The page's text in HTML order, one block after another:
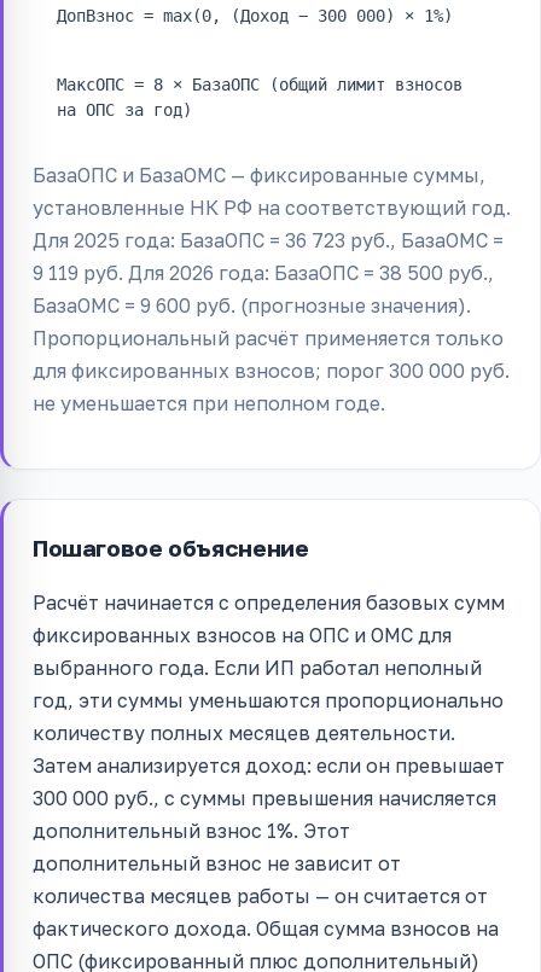
ДопВзнос = max(0, (Доход − 300 000) × 1%)
МаксОПС = 8 × БазаОПС (общий лимит взносов
на ОПС за год)
БазаОПС и БазаОМС — фиксированные суммы,
установленные НК РФ на соответствующий год.
Для 2025 года: БазаОПС = 36 723 руб., БазаОМС =
9 119 руб. Для 2026 года: БазаОПС = 38 500 руб.,
БазаОМС = 9 600 руб. (прогнозные значения).
Пропорциональный расчёт применяется только
для фиксированных взносов; порог 300 000 руб.
не уменьшается при неполном годе.
Пошаговое объяснение
Расчёт начинается с определения базовых сумм
фиксированных взносов на ОПС и ОМС для
выбранного года. Если ИП работал неполный
год, эти суммы уменьшаются пропорционально
количеству полных месяцев деятельности.
Затем анализируется доход: если он превышает
300 000 руб., с суммы превышения начисляется
дополнительный взнос 1%. Этот
дополнительный взнос не зависит от
количества месяцев работы — он считается от
фактического дохода. Общая сумма взносов на
ОПС (фиксированный плюс дополнительный)